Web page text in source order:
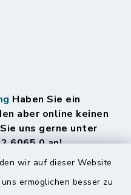
wir auf dieser Website
ermöglichen besser zu
Haben Sie ein
aber online keinen
uns gerne unter
6065 0 an!